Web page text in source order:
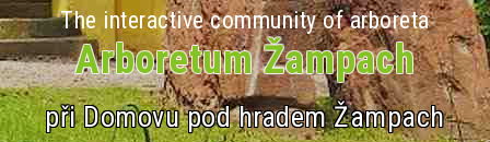
The interactive community of arboreta
Arboretum Žampach
při Domovu pod hradem Žampach